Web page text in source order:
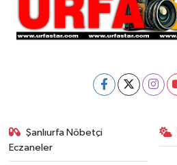
Şanlıurfa Nöbetçi
Eczaneler